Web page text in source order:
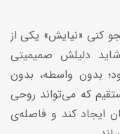
کنی «نیایش» یکی از
دلیلش صمیمیتی
بدون واسطه، بدون
که می‌تواند روحی
ایجاد کند و فاصله‌ی